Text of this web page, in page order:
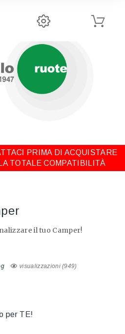
PRIMA DI ACQUISTARE
TOTALE COMPATIBILITÀ
il tuo Camper!
visualizzazioni (949)